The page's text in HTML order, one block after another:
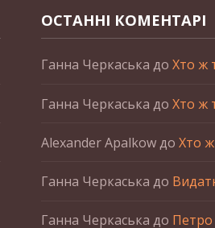
ОСТАННІ КОМЕНТАРІ
Ганна Черкаська до Хто ж
Ганна Черкаська до Хто ж
Alexander Apalkowдо Хто ж
Ганна Черкаська до
Ганна Черкаська до